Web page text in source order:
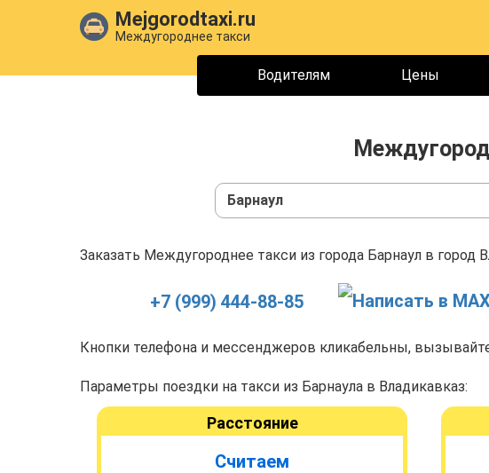
Mejgorodtaxi.ru
Междугороднее такси
Водителям Цены
Барнаул
Заказать Междугороднее такси из города Барнаул в город
+7 (999) 444-88-85
Кнопки телефона и мессенджеров кликабельны,
Параметры поездки на такси из Барнаула в Владикавказ:
Расстояние
Считаем